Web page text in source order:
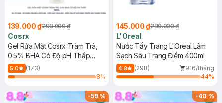
139.000 ₫298.000 ₫
Cosrx
Gel Rửa Mặt Cosrx Tràm Trà,
0.5% BHA Có Độ pH Thấp
150ml
5.0
(173)
8%
145.000 ₫289.000 ₫
L'Oreal
Nước Tẩy Trang L'Oreal Làm
Sạch Sâu Trang Điểm 400ml
4.8 (298)
916/tháng
44%
-59% -40%